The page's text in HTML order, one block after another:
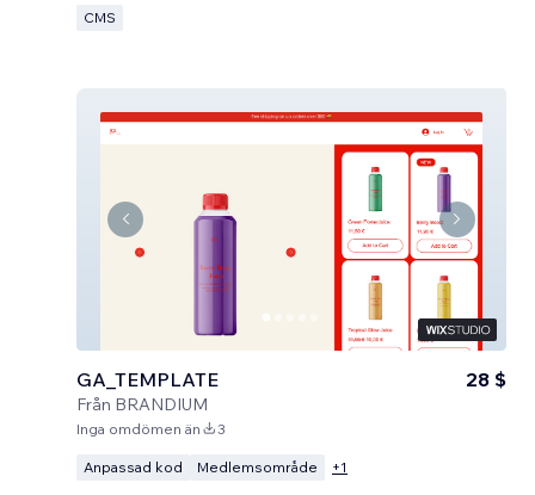
CMS
GA_TEMPLATE
Från BRANDIUM
28 $
Inga omdömen än 3
Anpassad kod Medlemsområde +1